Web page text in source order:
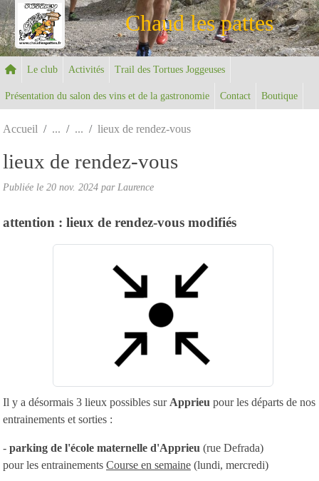
Chaud les pattes
Le club Activités Trail des Tortues Joggeuses
Présentation du salon des vins et de la gastronomie Contact Boutique
Accueil lieux de rendez-vous
lieux de rendez-vous
Publiée le 20 nov. 2024 par Laurence
attention : lieux de rendez-vous modifiés
Il y a désormais 3 lieux possibles sur Apprieu pour les départs de nos
entrainements et sorties :
- parking de l'école maternelle d'Apprieu (rue Defrada)
pour les entrainements Course en semaine (lundi, mercredi)
Panneau de gestion des cookies